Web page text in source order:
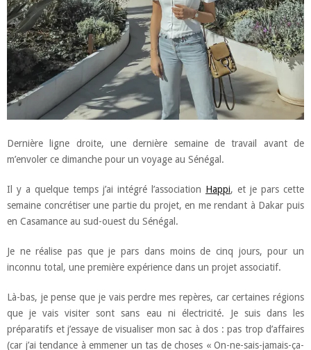
Dernière ligne droite, une dernière semaine de travail avant de
m’envoler ce dimanche pour un voyage au Sénégal.
Il y a quelque temps j’ai intégré l’association Happi, et je pars cette
semaine concrétiser une partie du projet, en me rendant à Dakar puis
en Casamance au sud-ouest du Sénégal.
Je ne réalise pas que je pars dans moins de cinq jours, pour un
inconnu total, une première expérience dans un projet associatif.
Là-bas, je pense que je vais perdre mes repères, car certaines régions
que je vais visiter sont sans eau ni électricité. Je suis dans les
préparatifs et j’essaye de visualiser mon sac à dos : pas trop d’affaires
(car j’ai tendance à emmener un tas de choses « On-ne-sais-jamais-ça-